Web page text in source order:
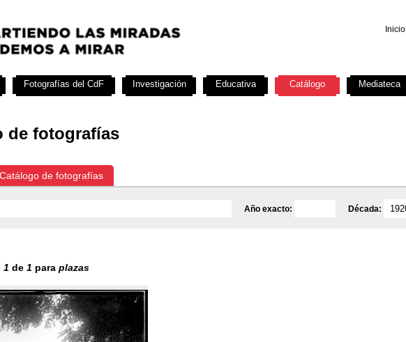
Inicio
de fotografías
Catálogo de fotografías
Año exacto: Década:
1 de 1 para plazas
Fotografías del CdF Investigación Educativa Catálogo Mediateca